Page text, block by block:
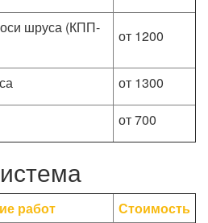
шруса (КПП-
от 1200
от 1300
от 700
работ
Стоимость